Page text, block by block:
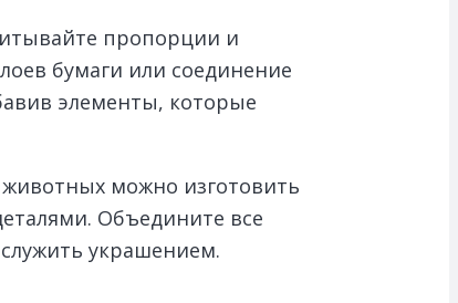
пропорции и
бумаги или соединение
элементы, которые
животных можно изготовить
Объедините все
украшением.